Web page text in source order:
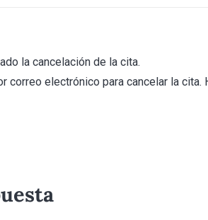
la cancelación de la cita.
correo electrónico para cancelar la